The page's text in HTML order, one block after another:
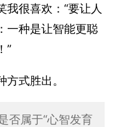
很喜欢：“要让人
一种是让智能更聪
”
式胜出。
否属于“心智发育